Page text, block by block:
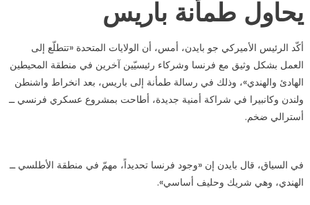
يحاول طمأنة باريس
أكّد الرئيس الأميركي جو بايدن، أمس، أن الولايات المتحدة «تتطلّع إلى
العمل بشكل وثيق مع فرنسا وشركاء رئيسيّين آخرين في منطقة المحيطين
الهادئ والهندي»، وذلك في رسالة طمأنة إلى باريس، بعد انخراط واشنطن
ولندن وكانبيرا في شراكة أمنية جديدة، أطاحت بمشروع عسكري فرنسي ــ
أسترالي ضخم.
في السياق، قال بايدن إن «وجود فرنسا تحديداً، مهمّ في منطقة الأطلسي ــ
الهندي، وهي شريك وحليف أساسي».